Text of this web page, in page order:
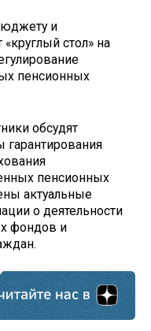
и
стол» на
пенсионных
обсудят
гарантирования
пенсионных
актуальные
о деятельности
фондов и